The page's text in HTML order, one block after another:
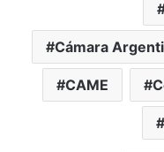
Cámara
CAME